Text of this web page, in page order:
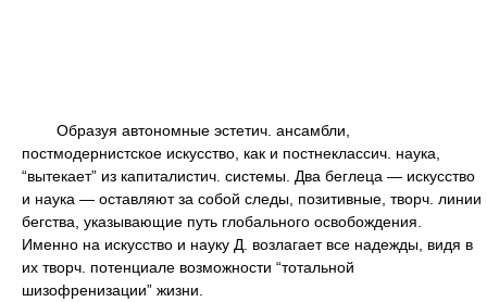
Образуя автономные эстетич. ансамбли,
постмодернистское искусство, как и постнеклассич. наука,
“вытекает” из капиталистич. системы. Два беглеца — искусство
и наука — оставляют за собой следы, позитивные, творч. линии
бегства, указывающие путь глобального освобождения.
Именно на искусство и науку Д. возлагает все надежды, видя в
их творч. потенциале возможности “тотальной
шизофренизации” жизни.